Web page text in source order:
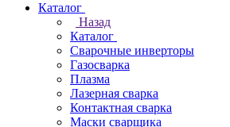
Каталог
Назад
Каталог
Сварочные инверторы
Газосварка
Плазма
Лазерная сварка
Контактная сварка
Маски сварщика